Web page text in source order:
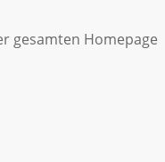
gesamten Homepage